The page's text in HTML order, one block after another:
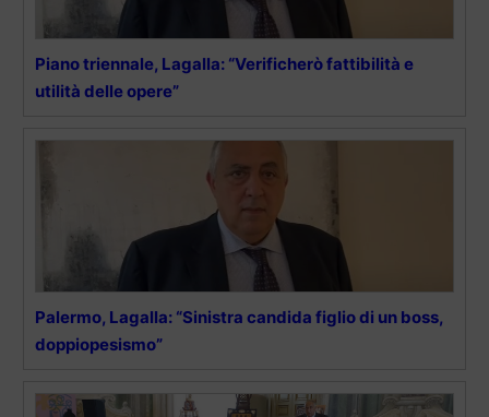
Piano triennale, Lagalla: “Verificherò fattibilità e
utilità delle opere”
Palermo, Lagalla: “Sinistra candida figlio di un boss,
doppiopesismo”